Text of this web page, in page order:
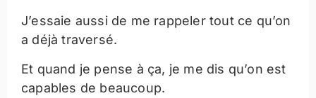
J’essaie aussi de me rappeler tout ce qu’on
a déjà traversé.
Et quand je pense à ça, je me dis qu’on est
capables de beaucoup.